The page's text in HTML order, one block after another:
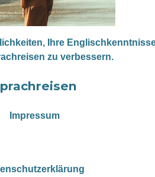
Ihre
zu verbessern.
Impressum